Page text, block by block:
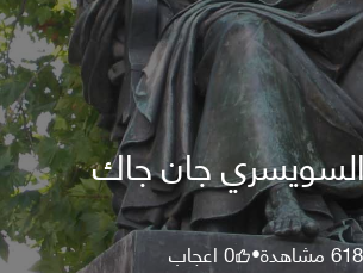
جان جاك
618مشاهدة•
0اعجاب